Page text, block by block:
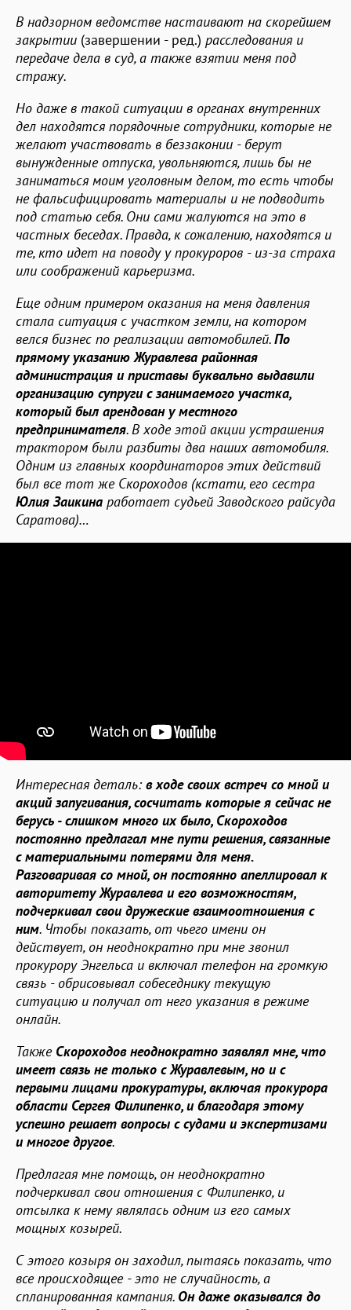
В надзорном ведомстве настаивают на скорейшем
закрытии (завершении - ред.) расследования и
передаче дела в суд, а также взятии меня под
стражу.
Но даже в такой ситуации в органах внутренних
дел находятся порядочные сотрудники, которые не
желают участвовать в беззаконии - берут
вынужденные отпуска, увольняются, лишь бы не
заниматься моим уголовным делом, то есть чтобы
не фальсифицировать материалы и не подводить
под статью себя. Они сами жалуются на это в
частных беседах. Правда, к сожалению, находятся и
те, кто идет на поводу у прокуроров - из-за страха
или соображений карьеризма.
Еще одним примером оказания на меня давления
стала ситуация с участком земли, на котором
велся бизнес по реализации автомобилей.По
прямому указанию Журавлева районная
администрация и приставы буквально выдавили
организацию супруги с занимаемого участка,
который был арендован у местного
предпринимателя. В ходе этой акции устрашения
трактором были разбиты два наших автомобиля.
Одним из главных координаторов этих действий
был все тот же Скороходов (кстати, его сестра
Юлия Заикина работает судьей Заводского райсуда
Саратова)…
Интересная деталь: в ходе своих встреч со мной и
акций запугивания, сосчитать которые я сейчас не
берусь - слишком много их было, Скороходов
постоянно предлагал мне пути решения, связанные
с материальными потерями для меня.
Разговаривая со мной, он постоянно апеллировал к
авторитету Журавлева и его возможностям,
подчеркивал свои дружеские взаимоотношения с
ним. Чтобы показать, от чьего имени он
действует, он неоднократно при мне звонил
прокурору Энгельса и включал телефон на громкую
связь - обрисовывал собеседнику текущую
ситуацию и получал от него указания в режиме
онлайн.
Также Скороходов неоднократно заявлял мне, что
имеет связь не только с Журавлевым, но и с
первыми лицами прокуратуры, включая прокурора
области Сергея Филипенко, и благодаря этому
успешно решает вопросы с судами и экспертизами
и многое другое.
Предлагая мне помощь, он неоднократно
подчеркивал свои отношения с Филипенко, и
отсылка к нему являлась одним из его самых
мощных козырей.
С этого козыря он заходил, пытаясь показать, что
все происходящее - это не случайность, а
спланированная кампания. Он даже оказывался до